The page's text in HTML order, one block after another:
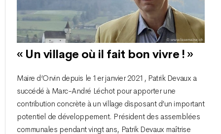
« Un village où il fait bon vivre ! »
Maire d’Orvin depuis le 1er janvier 2021, Patrik Devaux a
succédé à Marc-André Léchot pour apporter une
contribution concrète à un village disposant d’un important
potentiel de développement. Président des assemblées
communales pendant vingt ans, Patrik Devaux maîtrise